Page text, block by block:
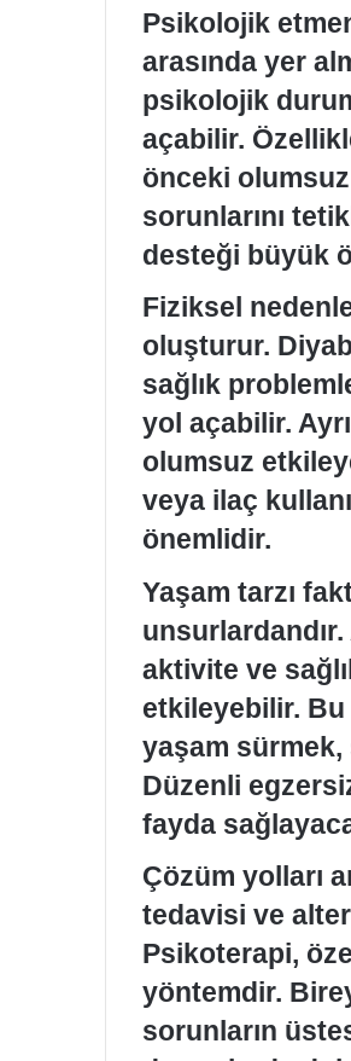
Psikolojik
arasında yer
psikolojik
açabilir.
önceki
sorunlarını
desteği büyük
Fiziksel
oluşturur.
sağlık
yol açabilir.
olumsuz
veya ilaç
önemlidir.
Yaşam tarzı
aktivite ve
etkileyebilir. Bu
yaşam sürmek,
Düzenli
fayda
Çözüm yolları
tedavisi ve
Psikoterapi,
yöntemdir.
sorunların